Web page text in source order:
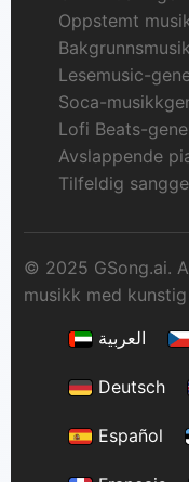
Oppstemt
Lesemusic-
Soca-
Lofi Beats-
Avslappende
Tilfeldig
© 2025 GSong.ai.
musikk med
العربية
Deutsch
Español